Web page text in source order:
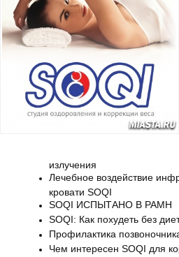
излучения
Лечебное воздействие
кровати SOQI
SOQI ИСПЫТАНО В РАМН
SOQI: Как похудеть без
Профилактика
Чем интересен SOQI для